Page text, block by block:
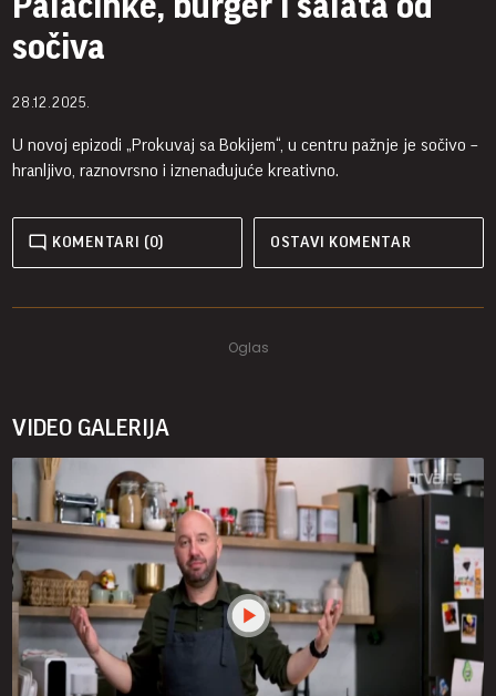
sočiva
28.12.2025.
U novoj epizodi „Prokuvaj sa Bokijem“, u centru pažnje je sočivo –
hranljivo, raznovrsno i iznenađujuće kreativno.
KOMENTARI (0) OSTAVI KOMENTAR
VIDEO GALERIJA